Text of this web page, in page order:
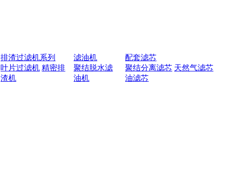
排渣过滤机系列
叶片过滤机 精密排
渣机
滤油机
聚结脱水滤
油机
配套滤芯
聚结分离滤芯 天然气滤芯
油滤芯